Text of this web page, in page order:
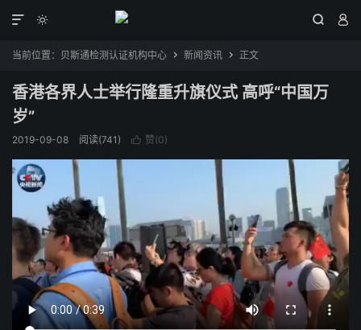
  

当前位置： 贝斯通检测认证机构中心  新闻资讯  正文
香港各界人士举行隆重升旗仪式 高呼“中国万
岁”
2019-09-08 阅读(741)  赞(0)